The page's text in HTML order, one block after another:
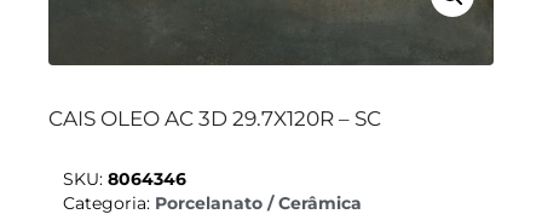
CAIS OLEO AC 3D 29.7X120R – SC
SKU: 8064346
Categoria: Porcelanato / Cerâmica